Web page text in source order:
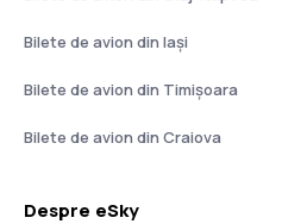
Bilete de avion din Iași
Bilete de avion din Timișoara
Bilete de avion din Craiova
Despre eSky